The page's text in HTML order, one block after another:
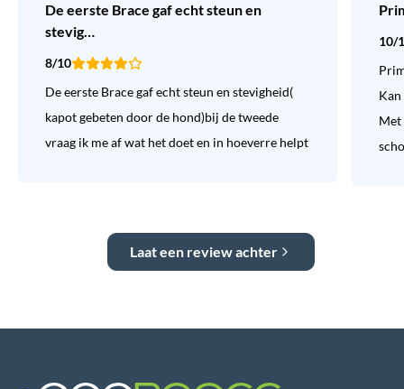
De eerste Brace gaf echt steun en
stevig…
8/10
De eerste Brace gaf echt steun en stevigheid(
kapot gebeten door de hond)bij de tweede
vraag ik me af wat het doet en in hoeverre helpt
10/
Met
Laat een review achter